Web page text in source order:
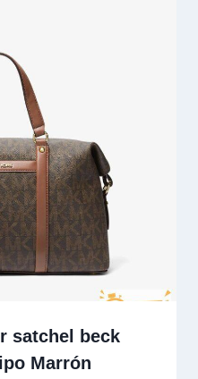
satchel beck
Marrón